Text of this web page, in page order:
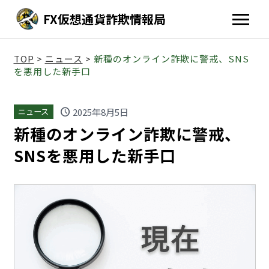
FX仮想通貨詐欺情報局
TOP > ニュース > 新種のオンライン詐欺に警戒、SNS
を悪用した新手口
ニュース schedule 2025年8月5日
新種のオンライン詐欺に警戒、
SNSを悪用した新手口